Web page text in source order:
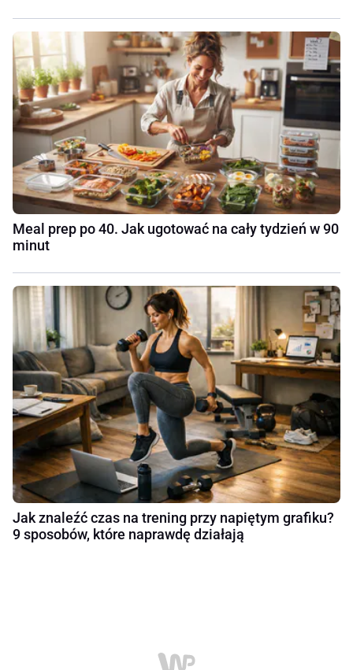
Meal prep po 40. Jak ugotować na cały tydzień w 90
minut
Jak znaleźć czas na trening przy napiętym grafiku?
9 sposobów, które naprawdę działają